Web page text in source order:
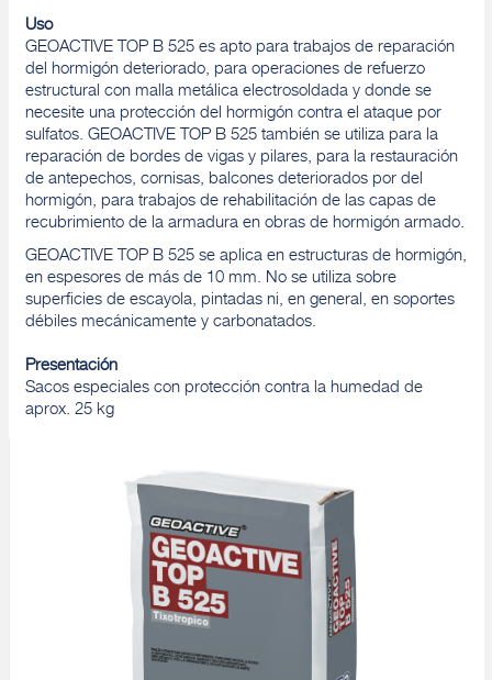
Uso
GEOACTIVE TOP B 525 es apto para trabajos de reparación
del hormigón deteriorado, para operaciones de refuerzo
estructural con malla metálica electrosoldada y donde se
necesite una protección del hormigón contra el ataque por
sulfatos. GEOACTIVE TOP B 525 también se utiliza para la
reparación de bordes de vigas y pilares, para la restauración
de antepechos, cornisas, balcones deteriorados por del
hormigón, para trabajos de rehabilitación de las capas de
recubrimiento de la armadura en obras de hormigón armado.
GEOACTIVE TOP B 525 se aplica en estructuras de hormigón,
en espesores de más de 10 mm. No se utiliza sobre
superficies de escayola, pintadas ni, en general, en soportes
débiles mecánicamente y carbonatados.
Presentación
Sacos especiales con protección contra la humedad de
aprox. 25 kg